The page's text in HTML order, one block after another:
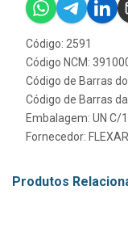
Código: 2591
Código NCM:
Código de Barras
Código de Barras
Embalagem: UN C/1
Fornecedor:
Produtos